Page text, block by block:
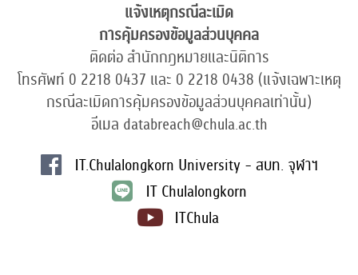
แจ้งเหตุกรณีละเมิด
การคุ้มครองข้อมูลส่วนบุคคล
ติดต่อ สำนักกฎหมายและนิติการ
โทรศัพท์ 0 2218 0437 และ 0 2218 0438 (แจ้งเฉพาะเหตุ
กรณีละเมิดการคุ้มครองข้อมูลส่วนบุคคลเท่านั้น)
อีเมล databreach@chula.ac.th
IT.Chulalongkorn University - สบท. จุฬาฯ
IT Chulalongkorn
ITChula